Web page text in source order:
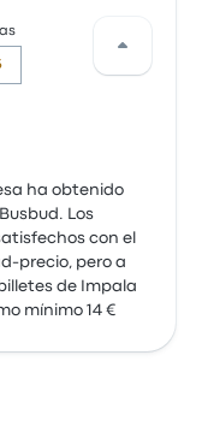
ha obtenido
Los
con el
precio, pero a
de Impala
mínimo 14 €